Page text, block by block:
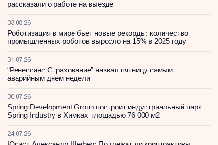
рассказали о работе на выезде
03.08.26
Роботизация в мире бьет новые рекорды: количество
промышленных роботов выросло на 15% в 2025 году
31.07.26
“Ренессанс Страхование” назвал пятницу самым
аварийным днем недели
30.07.26
Spring Development Group построит индустриальный парк
Spring Industry в Химках площадью 76 000 м2
24.07.26